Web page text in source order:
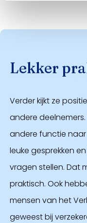
Lekker
Verder kijkt ze
andere
andere functie naar
leuke gesprekken
vragen stellen. Dat
praktisch. Ook
mensen van het
geweest bij